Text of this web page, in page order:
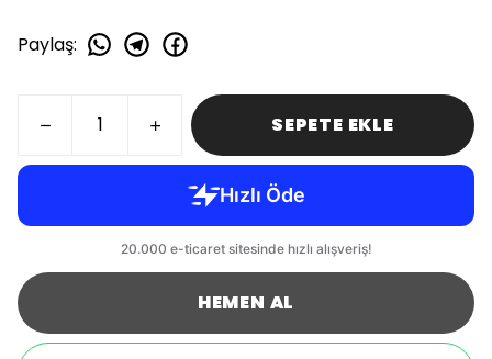
Paylaş:
SEPETE EKLE
HEMEN AL